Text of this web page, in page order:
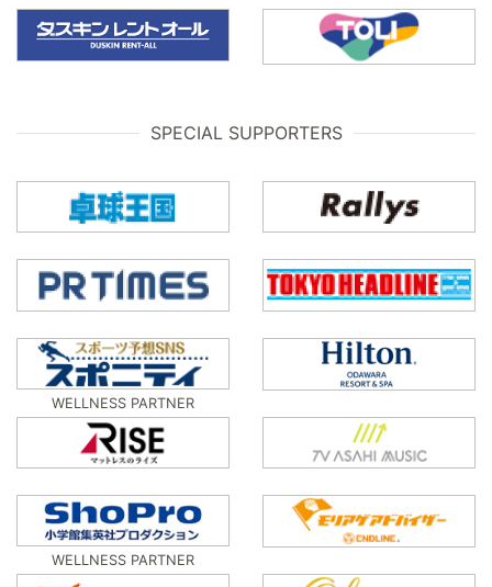
SPECIAL SUPPORTERS
WELLNESS PARTNER
WELLNESS PARTNER